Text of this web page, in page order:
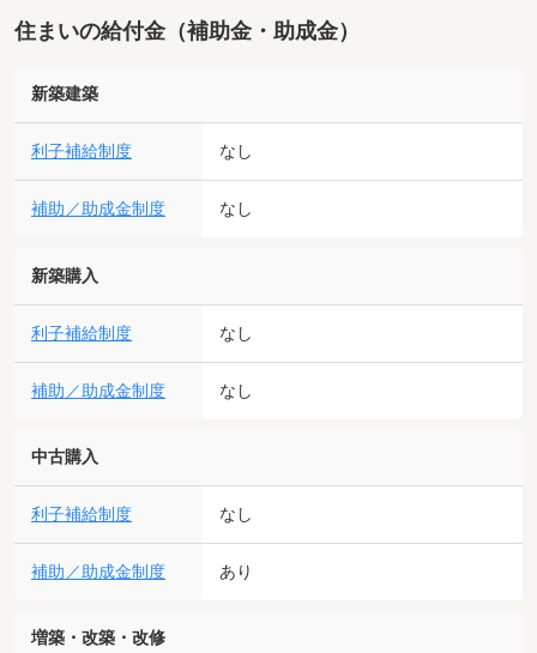
住まいの給付金（補助金・助成金）
新築建築
利子補給制度 なし
補助／助成金制度 なし
新築購入
利子補給制度 なし
補助／助成金制度 なし
中古購入
利子補給制度 なし
補助／助成金制度 あり
増築・改築・改修